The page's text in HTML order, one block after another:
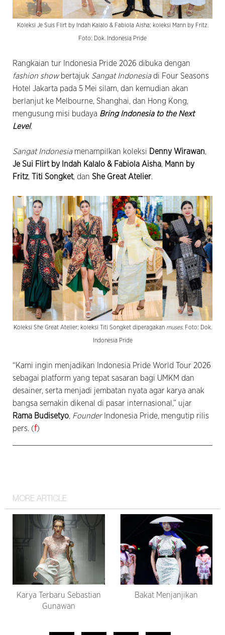
Koleksi Je Suis Flirt by Indah Kalalo & Fabiola Aisha; koleksi Mann by Fritz.
Foto: Dok. Indonesia Pride
Rangkaian tur Indonesia Pride 2026 dibuka dengan
fashion showbertajuk Sangat Indonesiadi Four Seasons
Hotel Jakarta pada 5 Mei silam, dan kemudian akan
berlanjut ke Melbourne, Shanghai, dan Hong Kong,
mengusung misi budaya Bring Indonesia to the Next
Level.
Sangat Indonesiamenampilkan koleksi Denny Wirawan,
Je Sui Flirt by Indah Kalalo & Fabiola Aisha, Mann by
Fritz, Titi Songket, dan She Great Atelier.
Koleksi She Great Atelier; koleksi Titi Songket diperagakan muses. Foto: Dok.
Indonesia Pride
“Kami ingin menjadikan Indonesia Pride World Tour 2026
sebagai platform yang tepat sasaran bagi UMKM dan
desainer, serta menjadi jembatan nyata agar karya anak
bangsa semakin dikenal di pasar internasional,” ujar
Rama Budisetyo, FounderIndonesia Pride, mengutip rilis
pers. (f)
MORE ARTICLE
Karya Terbaru Sebastian
Gunawan
Bakat Menjanjikan